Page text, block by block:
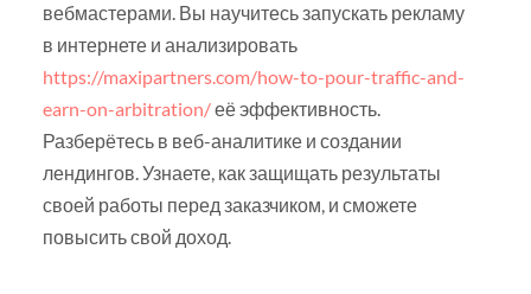
вебмастерами. Вы научитесь запускать рекламу
в интернете и анализировать
https://maxipartners.com/how-to-pour-traffic-and-
earn-on-arbitration/её эффективность.
Разберётесь в веб-аналитике и создании
лендингов. Узнаете, как защищать результаты
своей работы перед заказчиком, и сможете
повысить свой доход.